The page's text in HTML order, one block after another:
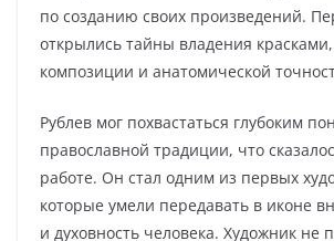
по созданию своих произведений.
открылись тайны владения
композиции и анатомической
Рублев мог похвастаться глубоким
православной традиции, что
работе. Он стал одним из первых
которые умели передавать в иконе
и духовность человека. Художник не